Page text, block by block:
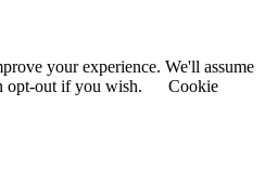
your experience. We'll assume
opt-out if you wish.
Cookie